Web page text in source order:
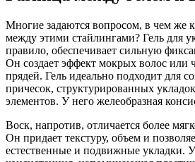
Многие задаются вопросом, в чем же
между этими стайлингами? Гель для
правило, обеспечивает сильную
Он создает эффект мокрых волос или
прядей. Гель идеально подходит для
причесок, структурированных
элементов. У него желеобразная
Воск, напротив, отличается более
Он придает текстуру, объем и
естественные и подвижные укладки. У